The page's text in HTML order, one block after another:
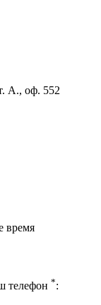
А., оф. 552
время
телефон *: